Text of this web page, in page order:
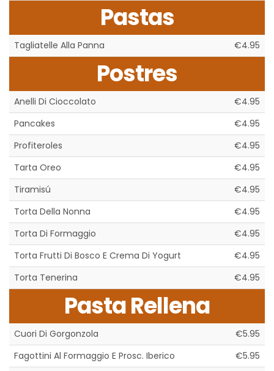
Pastas
Tagliatelle Alla Panna €4.95
Postres
Anelli Di Cioccolato
€4.95
Pancakes
€4.95
Profiteroles
€4.95
Tarta Oreo
€4.95
Tiramisú
€4.95
Torta Della Nonna
€4.95
Torta Di Formaggio
€4.95
Torta Frutti Di Bosco E Crema Di Yogurt
€4.95
Torta Tenerina
€4.95
Pasta Rellena
Cuori Di Gorgonzola
€5.95
Fagottini Al Formaggio E Prosc. Iberico
€5.95